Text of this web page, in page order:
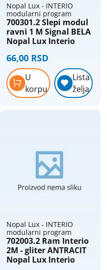
Nopal Lux - INTERIO
modularni program
700301.2 Slepi modul
ravni 1 M Signal BELA
Nopal Lux Interio
66,00 RSD
U
korpu
Lista
želja
Nopal Lux - INTERIO
modularni program
702003.2 Ram Interio
2M - gliter ANTRACIT
Nopal Lux Interio